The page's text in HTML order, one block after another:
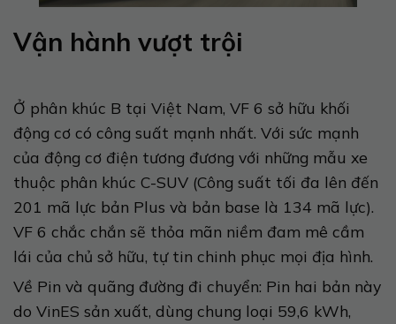
Vận hành vượt trội
Ở phân khúc B tại Việt Nam, VF 6 sở hữu khối
động cơ có công suất mạnh nhất. Với sức mạnh
của động cơ điện tương đương với những mẫu xe
thuộc phân khúc C-SUV (Công suất tối đa lên đến
201 mã lực bản Plus và bản base là 134 mã lực).
VF 6 chắc chắn sẽ thỏa mãn niềm đam mê cầm
lái của chủ sở hữu, tự tin chinh phục mọi địa hình.​
Về Pin và quãng đường đi chuyển: Pin hai bản này
do VinES sản xuất, dùng chung loại 59,6 kWh,